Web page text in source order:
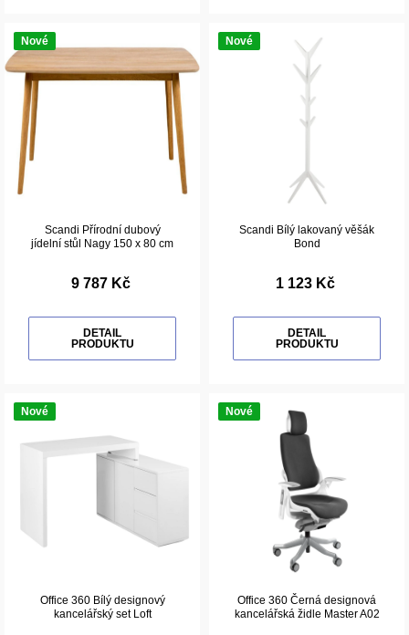
Nové
Scandi Přírodní dubový
jídelní stůl Nagy 150 x 80 cm
9 787 Kč
DETAIL
PRODUKTU
Nové
Scandi Bílý lakovaný věšák
Bond
1 123 Kč
DETAIL
PRODUKTU
Nové
Office 360 Bílý designový
kancelářský set Loft
Nové
Office 360 Černá designová
kancelářská židle Master A02